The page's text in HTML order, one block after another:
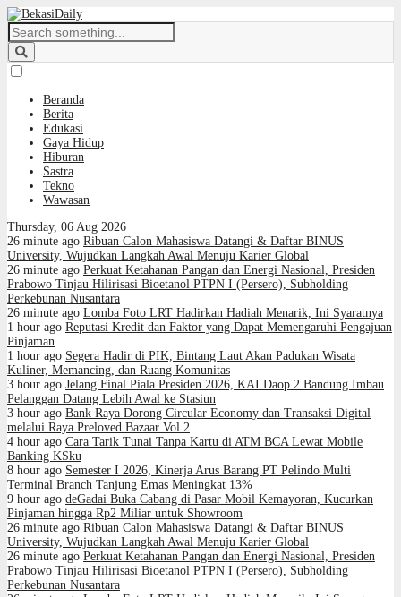
Beranda
Berita
Edukasi
Gaya Hidup
Hiburan
Sastra
Tekno
Wawasan
Thursday, 06 Aug 2026
26 minute ago Ribuan Calon Mahasiswa Datangi & Daftar BINUS
University, Wujudkan Langkah Awal Menuju Karier Global
26 minute ago Perkuat Ketahanan Pangan dan Energi Nasional, Presiden
Prabowo Tinjau Hilirisasi Bioetanol PTPN I (Persero), Subholding
Perkebunan Nusantara
26 minute ago Lomba Foto LRT Hadirkan Hadiah Menarik, Ini Syaratnya
1 hour ago Reputasi Kredit dan Faktor yang Dapat Memengaruhi Pengajuan
Pinjaman
1 hour ago Segera Hadir di PIK, Bintang Laut Akan Padukan Wisata
Kuliner, Memancing, dan Ruang Komunitas
3 hour ago Jelang Final Piala Presiden 2026, KAI Daop 2 Bandung Imbau
Pelanggan Datang Lebih Awal ke Stasiun
3 hour ago Bank Raya Dorong Circular Economy dan Transaksi Digital
melalui Raya Preloved Bazaar Vol.2
4 hour ago Cara Tarik Tunai Tanpa Kartu di ATM BCA Lewat Mobile
Banking KSku
8 hour ago Semester I 2026, Kinerja Arus Barang PT Pelindo Multi
Terminal Branch Tanjung Emas Meningkat 13%
9 hour ago deGadai Buka Cabang di Pasar Mobil Kemayoran, Kucurkan
Pinjaman hingga Rp2 Miliar untuk Showroom
26 minute ago Ribuan Calon Mahasiswa Datangi & Daftar BINUS
University, Wujudkan Langkah Awal Menuju Karier Global
26 minute ago Perkuat Ketahanan Pangan dan Energi Nasional, Presiden
Prabowo Tinjau Hilirisasi Bioetanol PTPN I (Persero), Subholding
Perkebunan Nusantara